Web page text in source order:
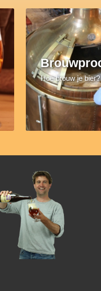
Hoe brouw je bier?